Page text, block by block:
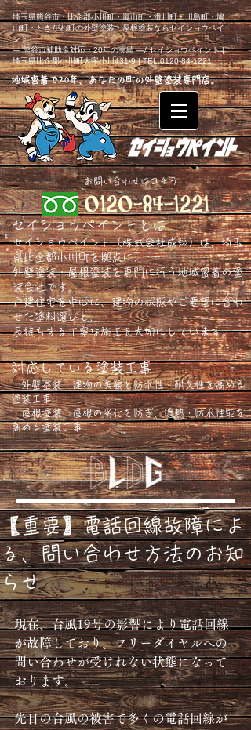
埼玉県熊谷市・比企郡小川町・嵐山町・滑川町・川島町・鳩
山町・ときがわ町の外壁塗装・屋根塗装ならセイショウペイ
ント
― 熊谷市補助金対応・20年の実績 ―/ セイショウペイント |
埼玉県比企郡小川町大字小川431-9 | TEL:0120-84-1221
地域密着で20年、あなたの町の外壁塗装専門店。
​お問い合わせはコチラ
セイショウペイントとは
セイショウペイント（株式会社成翔）は、埼玉
県比企郡小川町を拠点に、
外壁塗装・屋根塗装を専門に行う地域密着の塗
装会社です。
戸建住宅を中心に、建物の状態やご要望に合わ
せた塗料選びと、
長持ちする丁寧な施工を大切にしています。
対応している塗装工事
・外壁塗装：建物の美観と防水性・耐久性を高める
塗装工事
・屋根塗装：屋根の劣化を防ぎ、遮熱・防水性能を
高める塗装工事
【重要】電話回線故障によ
る、問い合わせ方法のお知
らせ
現在、台風19号の影響により電話回線
が故障しており、フリーダイヤルへの
問い合わせが受けれない状態になって
おります。
先日の台風の被害で多くの電話回線が